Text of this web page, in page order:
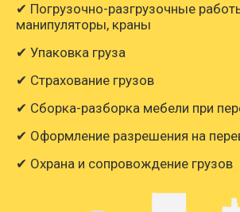
✔ Погрузочно-разгрузочные
манипуляторы, краны
✔ Упаковка груза
✔ Страхование грузов
✔ Сборка-разборка мебели при
✔ Оформление разрешения на
✔ Охрана и сопровождение грузов